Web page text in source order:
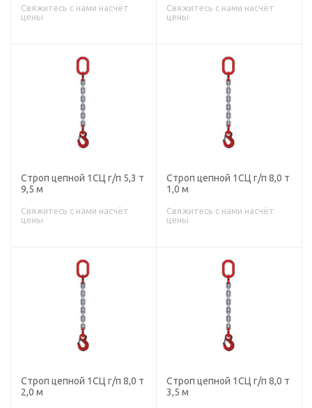
Свяжитесь с нами насчёт
цены
Свяжитесь с нами насчёт
цены
Строп цепной 1СЦ г/п 5,3 т
9,5 м
Свяжитесь с нами насчёт
цены
Строп цепной 1СЦ г/п 8,0 т
1,0 м
Свяжитесь с нами насчёт
цены
Строп цепной 1СЦ г/п 8,0 т
2,0 м
Строп цепной 1СЦ г/п 8,0 т
3,5 м